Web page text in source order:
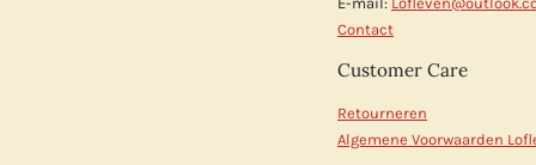
Contact
Customer Care
Retourneren
Algemene Voorwaarden